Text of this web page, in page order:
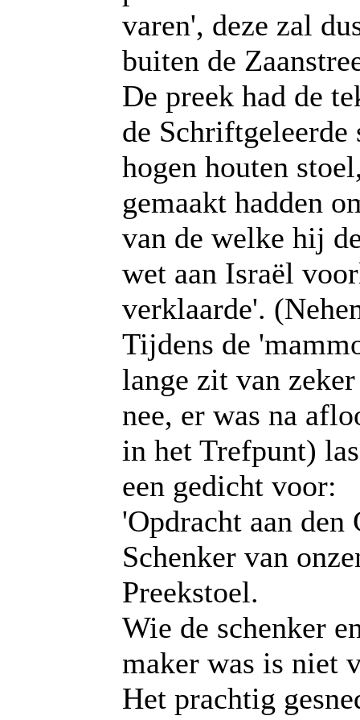
varen', deze zal
buiten de
De preek had de
de Schriftgeleerde
hogen houten
gemaakt hadden
van de welke hij
wet aan Israël
verklaarde'.
Tijdens de
lange zit van
nee, er was na
in het Trefpunt)
een gedicht voor:
'Opdracht aan den
Schenker van
Preekstoel.
Wie de schenker
maker was is niet
Het prachtig